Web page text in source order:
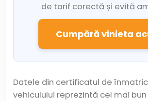
de tarif corectă și evită
Cumpără vinieta
Datele din certificatul de
vehiculului reprezintă cel mai